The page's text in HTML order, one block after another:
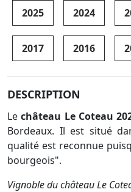
2025 2024
2017 2016
DESCRIPTION
Lechâteau Le Coteau
Bordeaux. Il est situé
qualité est reconnue
bourgeois".
Vignoble du château Le